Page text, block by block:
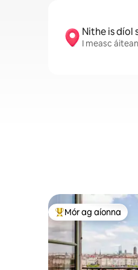
Nithe is díol
I measc
An-mhór ag aíonna
Mór ag aíonna